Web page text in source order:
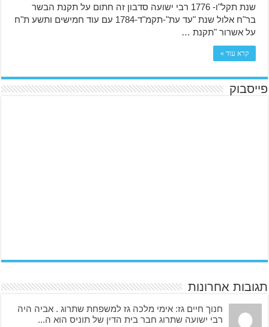
שנת תקל"ו- 1776 רבי ישועה סדבון זה חתום על תקנת הבשר
בר"ח אלול שנת "עד עת"-תקמ"ד-1784 עם עוד חמישים ותשע ת"ח
על אשרור "תקנת …
קרא עוד »
פייסבוק
תגובות אחרונות
חנוך חיים גז: אימי מלכה גז למשפחת שתרוג . אביה היה
רבי ישועה שתרוג חבר בית הדין של תוניס הוא ה...